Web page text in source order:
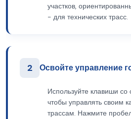
участков,
- для технических трасс.
2 Освойте управление
Используйте клавиши со
чтобы управлять своим
трассам. Нажмите